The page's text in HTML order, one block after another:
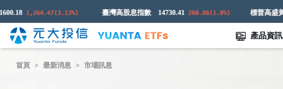
1,264.47(3.13%) 臺灣高股息指數 14730.41 260.86(1.8%)
產品資訊
首頁 最新消息 市場訊息